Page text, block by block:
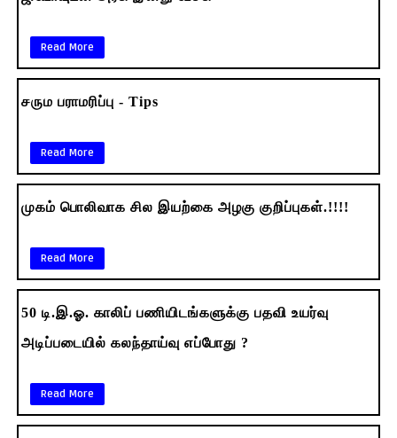
Read More
சரும பராமரிப்பு - Tips
Read More
முகம் பொலிவாக சில இயற்கை அழகு குறிப்புகள்.!!!!
Read More
50 டி.இ.ஓ. காலிப் பணியிடங்களுக்கு பதவி உயர்வு
அடிப்படையில் கலந்தாய்வு எப்போது ?
Read More